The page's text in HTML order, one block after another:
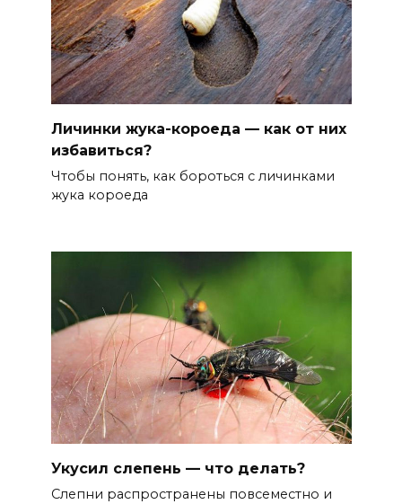
Личинки жука-короеда — как от них
избавиться?
Чтобы понять, как бороться с личинками
жука короеда
Укусил слепень — что делать?
Слепни распространены повсеместно и